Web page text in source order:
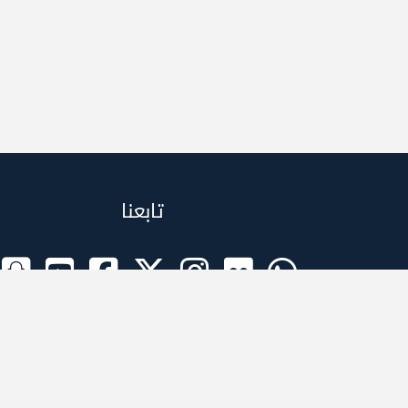
تابعنا